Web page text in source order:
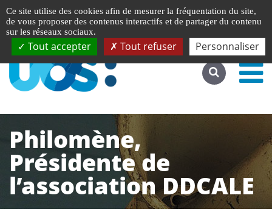
Accéder au site complet English
Philomène,
Présidente de
l’association DDCALE
Ce site utilise des cookies afin de mesurer la fréquentation du site,
de vous proposer des contenus interactifs et de partager du contenu
sur les réseaux sociaux.
Tout accepter Tout refuser Personnaliser